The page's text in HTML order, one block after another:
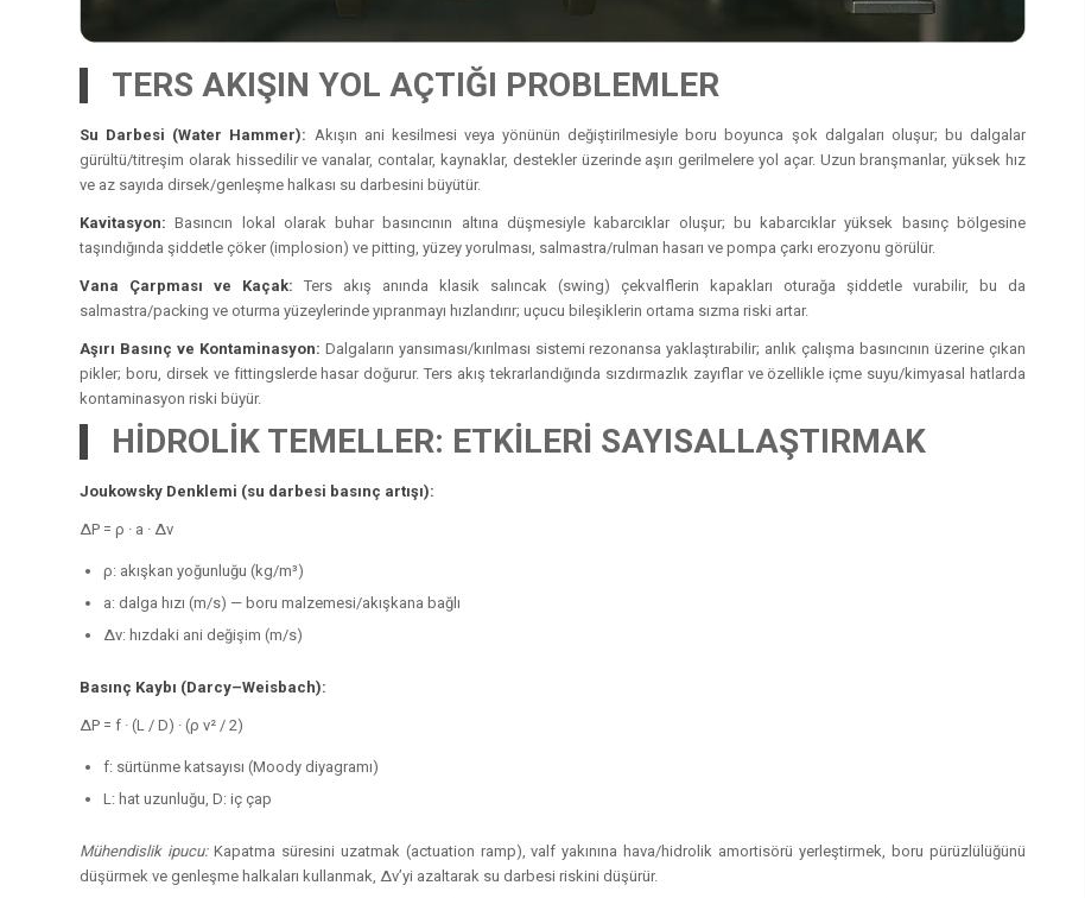
TERS AKIŞIN YOL AÇTIĞI PROBLEMLER
Su Darbesi (Water Hammer): Akışın ani kesilmesi veya yönünün değiştirilmesiyle boru boyunca şok dalgaları oluşur; bu dalgalar
gürültü/titreşim olarak hissedilir ve vanalar, contalar, kaynaklar, destekler üzerinde aşırı gerilmelere yol açar. Uzun branşmanlar, yüksek hız
ve az sayıda dirsek/genleşme halkası su darbesini büyütür.
Kavitasyon: Basıncın lokal olarak buhar basıncının altına düşmesiyle kabarcıklar oluşur; bu kabarcıklar yüksek basınç bölgesine
taşındığında şiddetle çöker (implosion) ve pitting, yüzey yorulması, salmastra/rulman hasarı ve pompa çarkı erozyonu görülür.
Vana Çarpması ve Kaçak: Ters akış anında klasik salıncak (swing) çekvalflerin kapakları oturağa şiddetle vurabilir, bu da
salmastra/packing ve oturma yüzeylerinde yıpranmayı hızlandırır; uçucu bileşiklerin ortama sızma riski artar.
Aşırı Basınç ve Kontaminasyon: Dalgaların yansıması/kırılması sistemi rezonansa yaklaştırabilir; anlık çalışma basıncının üzerine çıkan
pikler; boru, dirsek ve fittingslerde hasar doğurur. Ters akış tekrarlandığında sızdırmazlık zayıflar ve özellikle içme suyu/kimyasal hatlarda
kontaminasyon riski büyür.
HİDROLİK TEMELLER: ETKİLERİ SAYISALLAŞTIRMAK
Joukowsky Denklemi (su darbesi basınç artışı):
ΔP = ρ · a · Δv
ρ: akışkan yoğunluğu (kg/m³)
a: dalga hızı (m/s) — boru malzemesi/akışkana bağlı
Δv: hızdaki ani değişim (m/s)
Basınç Kaybı (Darcy–Weisbach):
ΔP = f · (L / D) · (ρ v² / 2)
f: sürtünme katsayısı (Moody diyagramı)
L: hat uzunluğu, D: iç çap
Mühendislik ipucu:Kapatma süresini uzatmak (actuation ramp), valf yakınına hava/hidrolik amortisörü yerleştirmek, boru pürüzlülüğünü
düşürmek ve genleşme halkaları kullanmak, Δv’yi azaltarak su darbesi riskini düşürür.